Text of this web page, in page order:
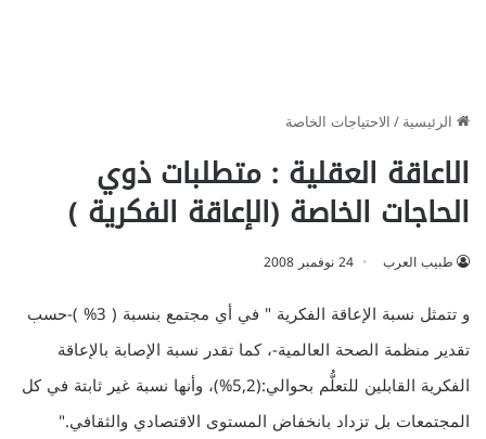
الرئيسية/الاحتياجات الخاصة
الاعاقة العقلية : متطلبات ذوي
الحاجات الخاصة (الإعاقة الفكرية )
طبيب العرب 24 نوفمبر 2008
و تتمثل نسبة الإعاقة الفكرية " في أي مجتمع بنسبة ( 3% )-حسب
تقدير منظمة الصحة العالمية-، كما تقدر نسبة الإصابة بالإعاقة
الفكرية القابلين للتعلُّم بحوالي:(5,2%)، وأنها نسبة غير ثابتة في كل
المجتمعات بل تزداد بانخفاض المستوى الاقتصادي والثقافي."